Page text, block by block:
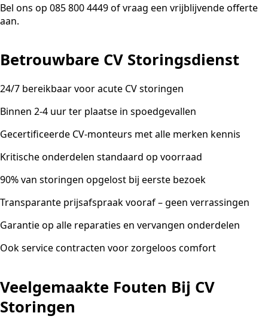
Bel ons op 085 800 4449 of vraag een vrijblijvende offerte
aan.
Betrouwbare CV Storingsdienst
24/7 bereikbaar voor acute CV storingen
Binnen 2-4 uur ter plaatse in spoedgevallen
Gecertificeerde CV-monteurs met alle merken kennis
Kritische onderdelen standaard op voorraad
90% van storingen opgelost bij eerste bezoek
Transparante prijsafspraak vooraf – geen verrassingen
Garantie op alle reparaties en vervangen onderdelen
Ook service contracten voor zorgeloos comfort
Veelgemaakte Fouten Bij CV
Storingen